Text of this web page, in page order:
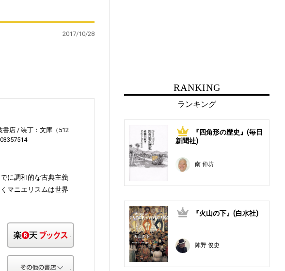
2017/10/28
書店
装丁：文庫（512
に調和的な古典主義
マニエリスムは世界
honto
カーリル
RANKING
ランキング
1
『四角形の歴史』(毎日
新聞社)
南 伸坊
2 『火山の下』(白水社)
陣野 俊史